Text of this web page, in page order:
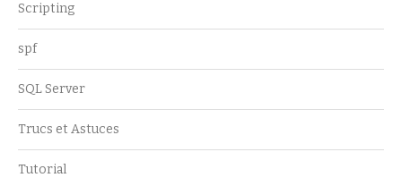
Scripting
spf
SQL Server
Trucs et Astuces
Tutorial